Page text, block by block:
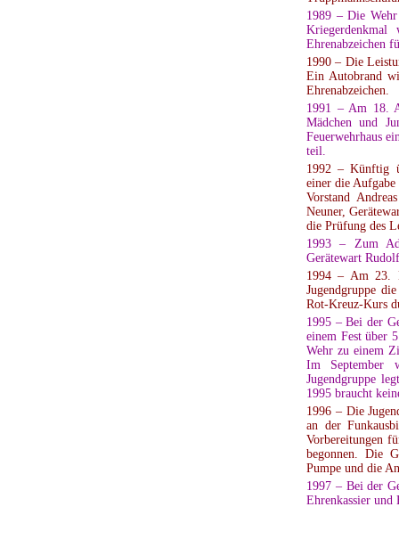
1989 – Die
Ehrenabzeichen
1990 – Die
Ein Autobrand
Ehrenabzeichen.
1991 – Am 18.
Mädchen und
Feuerwehrhaus
teil.
1992 – Künftig
einer die Aufgabe
Vorstand
Neuner,
die Prüfung des
1993 – Zum
Gerätewart
1994 – Am 23.
Jugendgruppe
Rot-Kreuz-Kurs
1995 – Bei der
einem Fest über
Wehr zu einem
Im September
Jugendgruppe
1995 braucht
1996 – Die
an der
Vorbereitungen
begonnen. Die
Pumpe und die
1997 – Bei der
Ehrenkassier und